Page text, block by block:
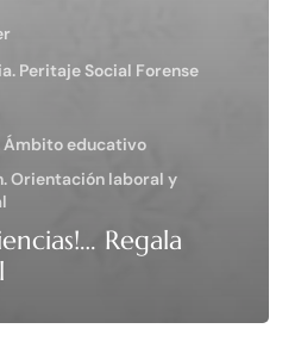
Peritaje Social Forense
Ámbito educativo
Orientación laboral y
Regala